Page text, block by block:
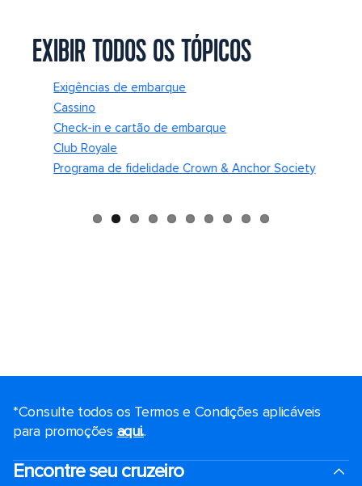
EXIBIR TODOS OS TÓPICOS
Exigências de embarque
Cassino
Check-in e cartão de embarque
Club Royale
Programa de fidelidade Crown & Anchor Society
*Consulte todos os Termos e Condições aplicáveis ​​
para promoções aqui..
Encontre seu cruzeiro